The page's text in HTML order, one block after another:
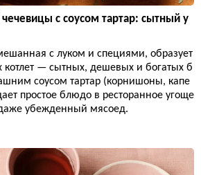
с соусом тартар: сытный у
с луком и специями, образует
котлет — сытных, дешевых и богатых б
соусом тартар (корнишоны, капе
простое блюдо в ресторанное угоще
убежденный мясоед.